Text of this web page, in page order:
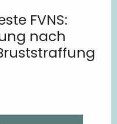
von 5 Sternen
FVNS:
nach